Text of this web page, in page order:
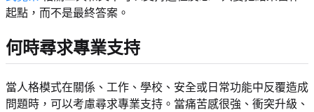
起點，而不是最終答案。
何時尋求專業支持
當人格模式在關係、工作、學校、安全或日常功能中反覆造成
問題時，可以考慮尋求專業支持。當痛苦感很強、衝突升級、